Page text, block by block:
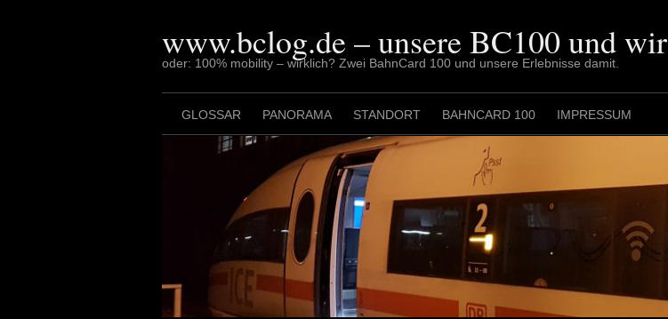
www.bclog.de – unsere BC100 und wir
oder: 100% mobility – wirklich? Zwei BahnCard 100 und unsere Erlebnisse damit.
GLOSSAR PANORAMA STANDORT BAHNCARD 100 IMPRESSUM